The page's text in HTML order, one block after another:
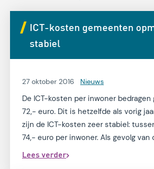
ICT-kosten gemeenten
stabiel
27 oktober 2016 Nieuws
De ICT-kosten per inwoner bedragen
72,- euro. Dit is hetzelfde als vorig
zijn de ICT-kosten zeer stabiel:
74,- euro per inwoner. Als gevolg van
decentralisaties in het sociaal
Lees verder